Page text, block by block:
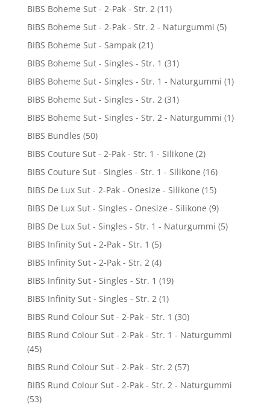
BIBS Boheme Sut - 2-Pak - Str. 2 (11)
BIBS Boheme Sut - 2-Pak - Str. 2 - Naturgummi (5)
BIBS Boheme Sut - Sampak (21)
BIBS Boheme Sut - Singles - Str. 1 (31)
BIBS Boheme Sut - Singles - Str. 1 - Naturgummi (1)
BIBS Boheme Sut - Singles - Str. 2 (31)
BIBS Boheme Sut - Singles - Str. 2 - Naturgummi (1)
BIBS Bundles (50)
BIBS Couture Sut - 2-Pak - Str. 1 - Silikone (2)
BIBS Couture Sut - Singles - Str. 1 - Silikone (16)
BIBS De Lux Sut - 2-Pak - Onesize - Silikone (15)
BIBS De Lux Sut - Singles - Onesize - Silikone (9)
BIBS De Lux Sut - Singles - Str. 1 - Naturgummi (5)
BIBS Infinity Sut - 2-Pak - Str. 1 (5)
BIBS Infinity Sut - 2-Pak - Str. 2 (4)
BIBS Infinity Sut - Singles - Str. 1 (19)
BIBS Infinity Sut - Singles - Str. 2 (1)
BIBS Rund Colour Sut - 2-Pak - Str. 1 (30)
BIBS Rund Colour Sut - 2-Pak - Str. 1 - Naturgummi
(45)
BIBS Rund Colour Sut - 2-Pak - Str. 2 (57)
BIBS Rund Colour Sut - 2-Pak - Str. 2 - Naturgummi
(53)